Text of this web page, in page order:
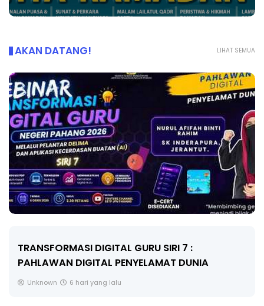
LIHAT SEMUA
AKAN DATANG!
TRANSFORMASI DIGITAL GURU SIRI 7 :
PAHLAWAN DIGITAL PENYELAMAT DUNIA
Unknown 6 hari yang lalu